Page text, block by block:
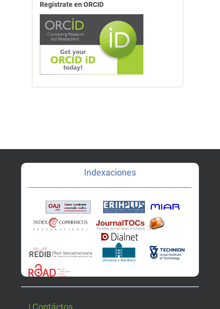
Registrate en ORCID
Indexaciones
| Contáctos